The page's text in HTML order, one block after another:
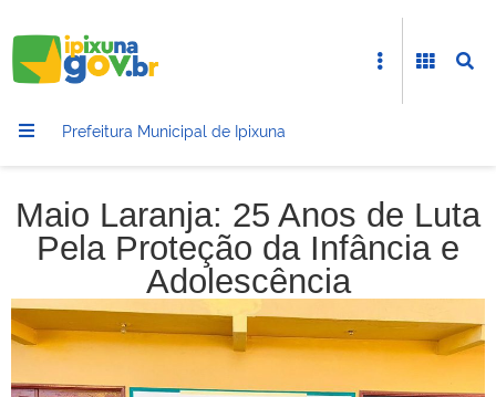
Prefeitura Municipal de Ipixuna
Maio Laranja: 25 Anos de Luta
Pela Proteção da Infância e
Adolescência